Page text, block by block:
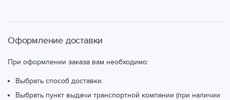
Оформление доставки
При оформлении заказа вам необходимо:
Выбрать способ доставки.
Выбрать пункт выдачи транспортной компании (при наличии